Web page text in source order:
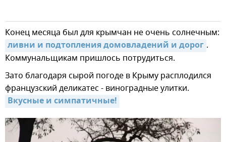
Конец месяца был для крымчан не очень солнечным:
ливни и подтопления домовладений и дорог .
Коммунальщикам пришлось потрудиться.
Зато благодаря сырой погоде в Крыму расплодился
французский деликатес - виноградные улитки.
Вкусные и симпатичные!